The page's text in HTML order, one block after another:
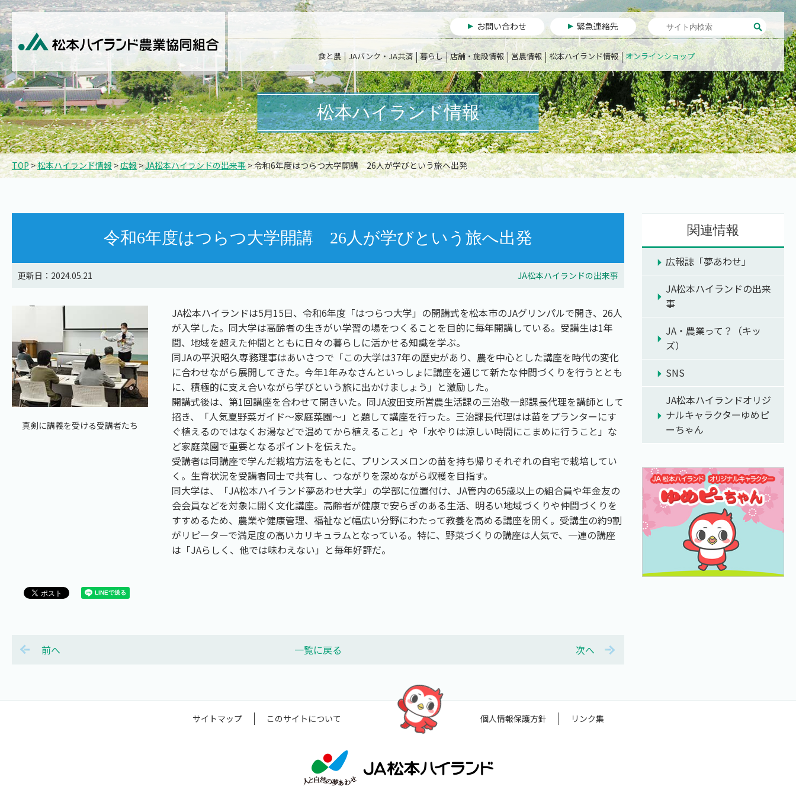
お問い合わせ 緊急連絡先
食と農 JAバンク・JA共済 暮らし 店舗・施設情報 営農情報 松本ハイランド情報 オンラインショップ
松本ハイランド情報
TOP>松本ハイランド情報>広報>JA松本ハイランドの出来事> 令和6年度はつらつ大学開講 26人が学びという旅へ出発
令和6年度はつらつ大学開講 26人が学びという旅へ出発
更新日：2024.05.21 JA松本ハイランドの出来事
真剣に講義を受ける受講者たち
JA松本ハイランドは5月15日、令和6年度「はつらつ大学」の開講式を松本市のJAグリンパルで開き、26人
が入学した。同大学は高齢者の生きがい学習の場をつくることを目的に毎年開講している。受講生は1年
間、地域を超えた仲間とともに日々の暮らしに活かせる知識を学ぶ。
同JAの平沢昭久専務理事はあいさつで「この大学は37年の歴史があり、農を中心とした講座を時代の変化
に合わせながら展開してきた。今年1年みなさんといっしょに講座を通じて新たな仲間づくりを行うととも
に、積極的に支え合いながら学びという旅に出かけましょう」と激励した。
開講式後は、第1回講座を合わせて開きいた。同JA波田支所営農生活課の三治敬一郎課長代理を講師として
招き、「人気夏野菜ガイド～家庭菜園～」と題して講座を行った。三治課長代理はは苗をプランターにす
ぐ植えるのではなくお湯などで温めてから植えること」や「水やりは涼しい時間にこまめに行うこと」な
ど家庭菜園で重要となるポイントを伝えた。
受講者は同講座で学んだ栽培方法をもとに、プリンスメロンの苗を持ち帰りそれぞれの自宅で栽培してい
く。生育状況を受講者同士で共有し、つながりを深めながら収穫を目指す。
同大学は、「JA松本ハイランド夢あわせ大学」の学部に位置付け、JA管内の65歳以上の組合員や年金友の
会会員などを対象に開く文化講座。高齢者が健康で安らぎのある生活、明るい地域づくりや仲間づくりを
すすめるため、農業や健康管理、福祉など幅広い分野にわたって教養を高める講座を開く。受講生の約9割
がリピーターで満足度の高いカリキュラムとなっている。特に、野菜づくりの講座は人気で、一連の講座
は「JAらしく、他では味わえない」と毎年好評だ。
前へ 一覧に戻る 次へ
関連情報
広報誌「夢あわせ」
JA松本ハイランドの出来
事
JA・農業って？（キッ
ズ）
SNS
JA松本ハイランドオリジ
ナルキャラクターゆめピ
ーちゃん
サイトマップ このサイトについて 個人情報保護方針 リンク集